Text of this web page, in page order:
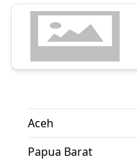
Aceh
Papua Barat